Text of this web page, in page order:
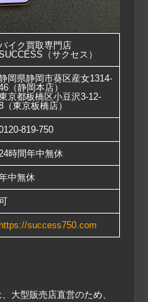
イク買取専門店
（サクセス）
岡県静岡市葵区産女1314-
（静岡本店）
京都板橋区小豆沢3-12-
（東京板橋店）
819-750
時間年中無休
中無休
https://success750.com
大型販売店直営のため、